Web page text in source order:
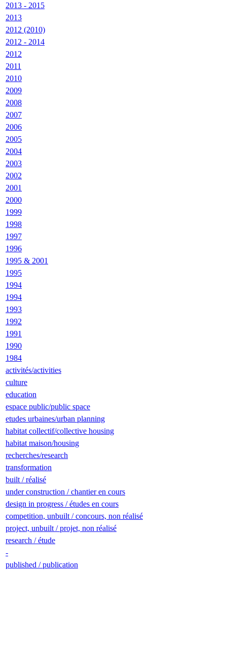
2013 - 2015
2013
2012 (2010)
2012 - 2014
2012
2011
2010
2009
2008
2007
2006
2005
2004
2003
2002
2001
2000
1999
1998
1997
1996
1995 & 2001
1995
1994
1994
1993
1992
1991
1990
1984
activités/activities
culture
education
espace public/public space
etudes urbaines/urban planning
habitat collectif/collective housing
habitat maison/housing
recherches/research
transformation
built / réalisé
under construction / chantier en cours
design in progress / études en cours
competition, unbuilt / concours, non réalisé
project, unbuilt / projet, non réalisé
research / étude
-
published / publication